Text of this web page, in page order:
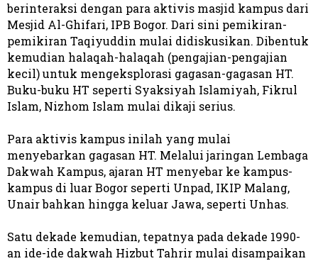
berinteraksi dengan para aktivis masjid kampus dari
Mesjid Al-Ghifari, IPB Bogor. Dari sini pemikiran-
pemikiran Taqiyuddin mulai didiskusikan. Dibentuk
kemudian halaqah-halaqah (pengajian-pengajian
kecil) untuk mengeksplorasi gagasan-gagasan HT.
Buku-buku HT seperti Syaksiyah Islamiyah, Fikrul
Islam, Nizhom Islam mulai dikaji serius.
Para aktivis kampus inilah yang mulai
menyebarkan gagasan HT. Melalui jaringan Lembaga
Dakwah Kampus, ajaran HT menyebar ke kampus-
kampus di luar Bogor seperti Unpad, IKIP Malang,
Unair bahkan hingga keluar Jawa, seperti Unhas.
Satu dekade kemudian, tepatnya pada dekade 1990-
an ide-ide dakwah Hizbut Tahrir mulai disampaikan